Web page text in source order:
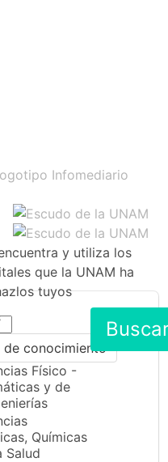
y utiliza los
que la UNAM ha
tuyos
de conocimiento
Físico -
y de
Químicas
Salud